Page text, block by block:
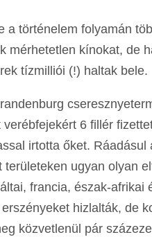
a történelem folyamán
mérhetetlen kínokat, de
tízmilliói (!) haltak bele.
6 fillér
irtotta őket.
ugyan olyan
francia, észak-
hizlalták, de
közvetlenül pár